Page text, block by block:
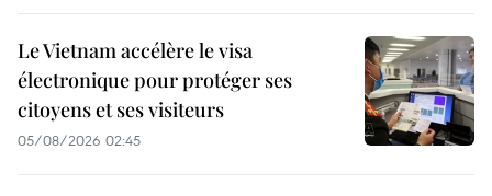
Le Vietnam accélère le visa
électronique pour protéger ses
citoyens et ses visiteurs
05/08/2026 02:45